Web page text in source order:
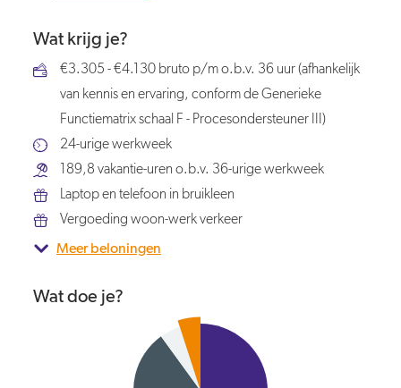
Wat krijg je?
€3.305 - €4.130 bruto p/m o.b.v. 36 uur (afhankelijk
van kennis en ervaring, conform de Generieke
Functiematrix schaal F - Procesondersteuner III)
24-urige werkweek
189,8 vakantie-uren o.b.v. 36-urige werkweek
Laptop en telefoon in bruikleen
Vergoeding woon-werk verkeer
Meer beloningen
Wat doe je?